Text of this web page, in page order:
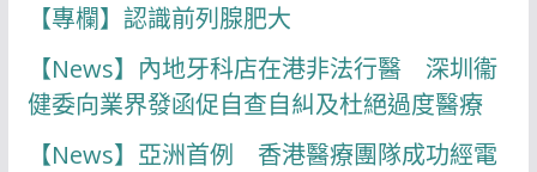
【專欄】認識前列腺肥大
【News】內地牙科店在港非法行醫 深圳衞
健委向業界發函促自查自糾及杜絕過度醫療
【News】亞洲首例 香港醫療團隊成功經電